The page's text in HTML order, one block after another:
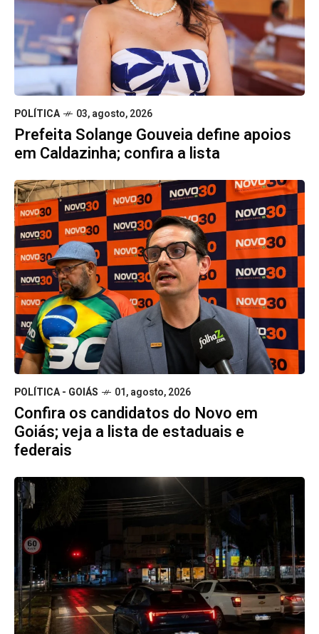
POLÍTICA 03, agosto, 2026
Prefeita Solange Gouveia define apoios
em Caldazinha; confira a lista
POLÍTICA - GOIÁS 01, agosto, 2026
Confira os candidatos do Novo em
Goiás; veja a lista de estaduais e
federais